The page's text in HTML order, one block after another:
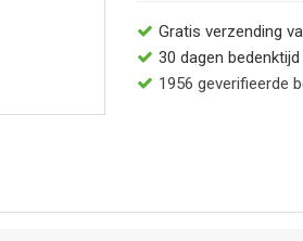
Gratis verzending
30 dagen bedenktijd
1956 geverifieerde